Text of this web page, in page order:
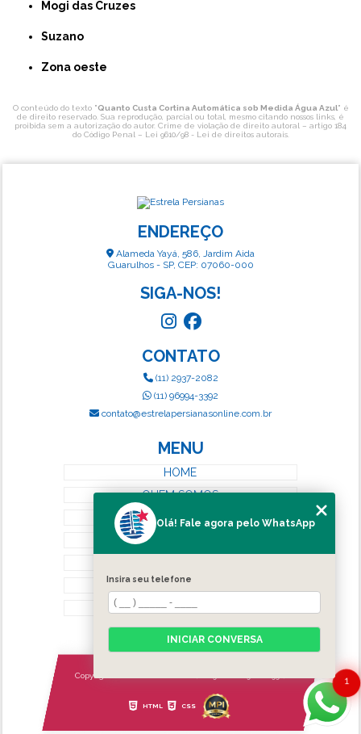
Mogi das Cruzes
Suzano
Zona oeste
O conteúdo do texto "Quanto Custa Cortina Automática sob Medida Água Azul" é
de direito reservado. Sua reprodução, parcial ou total, mesmo citando nossos links, é
proibida sem a autorização do autor. Crime de violação de direito autoral – artigo 184
do Código Penal – Lei 9610/98 - Lei de direitos autorais.
ENDEREÇO
Alameda Yayá, 586, Jardim Aida
Guarulhos - SP, CEP: 07060-000
SIGA-NOS!
CONTATO
(11) 2937-2082
(11) 96994-3392
contato@estrelapersianasonline.com.br
MENU
HOME
QUEM SOMOS
SERVIÇOS
CATEGORIAS
MAPA DO SITE
Copyright © Estrela Persianas. (Lei 9610 de 19/02/1998)
HTML CSS
1
Olá! Fale agora pelo WhatsApp
Insira seu telefone
INICIAR CONVERSA